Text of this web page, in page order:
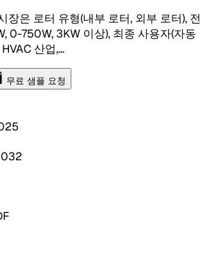
장은 로터 유형(내부 로터, 외부 로터), 전
0-750W, 3KW 이상), 최종 사용자(자동
산업,...
무료 샘플 요청